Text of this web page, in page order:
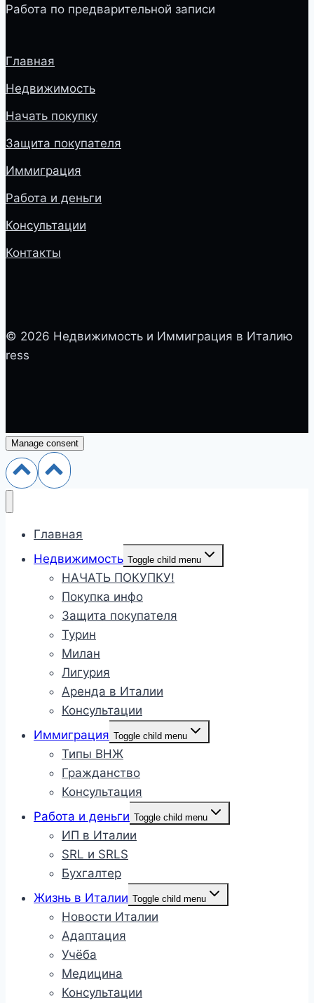
Работа по предварительной записи
Главная
Недвижимость
Начать покупку
Защита покупателя
Иммиграция
Работа и деньги
Консультации
Контакты
© 2026 Недвижимость и Иммиграция в Италию
ress
Manage consent
Главная
Недвижимость Toggle child menu
НАЧАТЬ ПОКУПКУ!
Покупка инфо
Защита покупателя
Турин
Милан
Лигурия
Аренда в Италии
Консультации
Иммиграция Toggle child menu
Типы ВНЖ
Гражданство
Консультация
Работа и деньги Toggle child menu
ИП в Италии
SRL и SRLS
Бухгалтер
Жизнь в Италии Toggle child menu
Новости Италии
Адаптация
Учёба
Медицина
Консультации